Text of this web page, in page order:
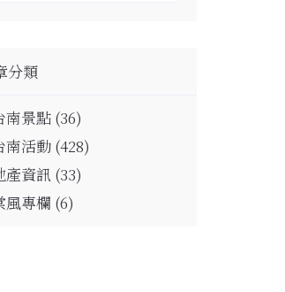
分類
南景點(36)
南活動(428)
產資訊 (33)
風專欄 (6)